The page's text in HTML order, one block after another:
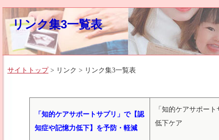
リンク集3一覧表
サイトトップ > リンク > リンク集3一覧表
「知的ケアサポートサプリ」で【認
知症や記憶力低下】を予防・軽減
「知的ケアサポー
低下ケア